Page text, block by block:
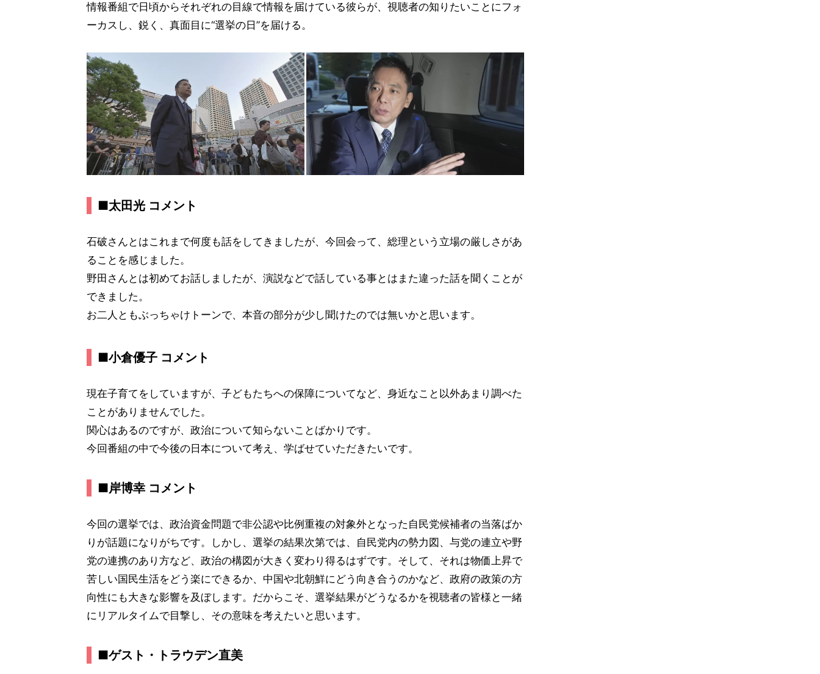
情報番組で日頃からそれぞれの目線で情報を届けている彼らが、視聴者の知りたいことにフォ
ーカスし、鋭く、真面目に“選挙の日”を届ける。
■太田光 コメント
石破さんとはこれまで何度も話をしてきましたが、今回会って、総理という立場の厳しさがあ
ることを感じました。
野田さんとは初めてお話しましたが、演説などで話している事とはまた違った話を聞くことが
できました。
お二人ともぶっちゃけトーンで、本音の部分が少し聞けたのでは無いかと思います。
■小倉優子 コメント
現在子育てをしていますが、子どもたちへの保障についてなど、身近なこと以外あまり調べた
ことがありませんでした。
関心はあるのですが、政治について知らないことばかりです。
今回番組の中で今後の日本について考え、学ばせていただきたいです。
■岸博幸 コメント
今回の選挙では、政治資金問題で非公認や比例重複の対象外となった自民党候補者の当落ばか
りが話題になりがちです。しかし、選挙の結果次第では、自民党内の勢力図、与党の連立や野
党の連携のあり方など、政治の構図が大きく変わり得るはずです。そして、それは物価上昇で
苦しい国民生活をどう楽にできるか、中国や北朝鮮にどう向き合うのかなど、政府の政策の方
向性にも大きな影響を及ぼします。だからこそ、選挙結果がどうなるかを視聴者の皆様と一緒
にリアルタイムで目撃し、その意味を考えたいと思います。
■ゲスト・トラウデン直美